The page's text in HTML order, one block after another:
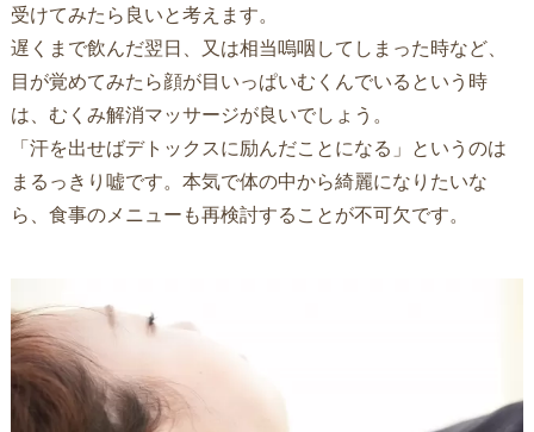
受けてみたら良いと考えます。
遅くまで飲んだ翌日、又は相当嗚咽してしまった時など、
目が覚めてみたら顔が目いっぱいむくんでいるという時
は、むくみ解消マッサージが良いでしょう。
「汗を出せばデトックスに励んだことになる」というのは
まるっきり嘘です。本気で体の中から綺麗になりたいな
ら、食事のメニューも再検討することが不可欠です。